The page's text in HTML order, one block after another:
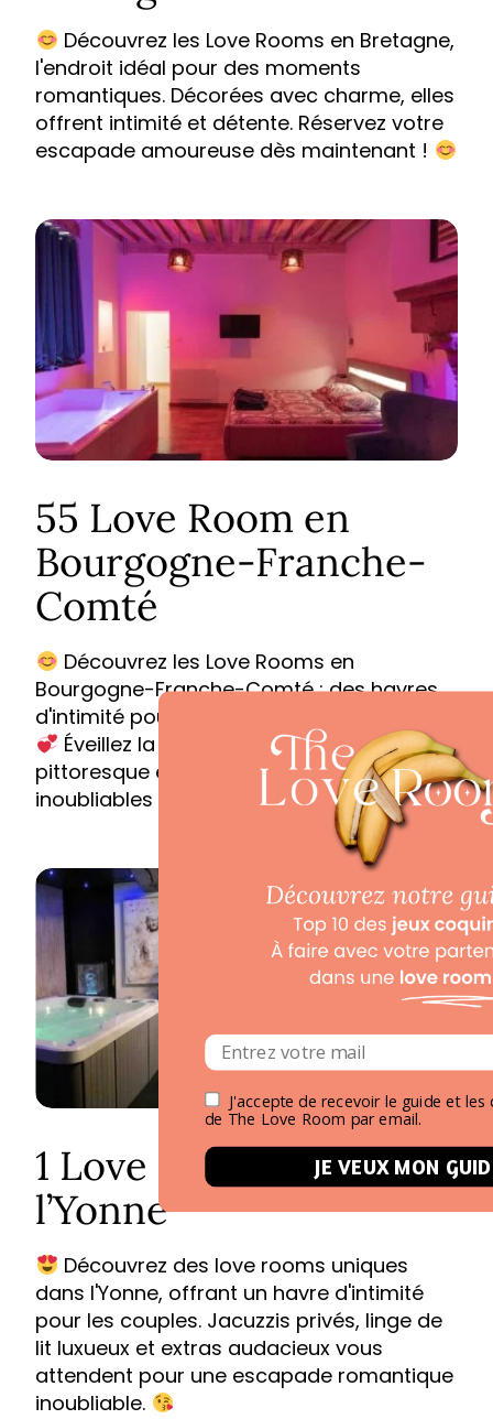
Découvrez les Love Rooms en Bretagne,
l'endroit idéal pour des moments
romantiques. Décorées avec charme, elles
offrent intimité et détente. Réservez votre
escapade amoureuse dès maintenant !
55 Love Room en
Bourgogne-Franche-
Comté
Découvrez les Love Rooms en
Bourgogne-Franche-Comté : des havres
d'intimité pour des moments passionnés.
Éveillez la romance dans cette région
pittoresque et créez des souvenirs
inoubliables avec votre partenaire.
1 Love Room dans
l’Yonne
Découvrez des love rooms uniques
dans l'Yonne, offrant un havre d'intimité
pour les couples. Jacuzzis privés, linge de
lit luxueux et extras audacieux vous
attendent pour une escapade romantique
inoubliable.
JE VEUX MON
J'accepte de recevoir le guide et
de The Love Room par email.